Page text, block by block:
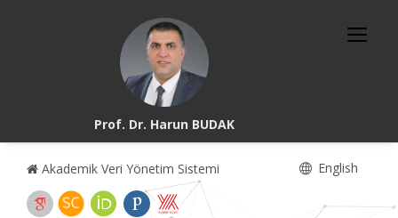
Prof. Dr. Harun BUDAK
Akademik Veri Yönetim Sistemi English